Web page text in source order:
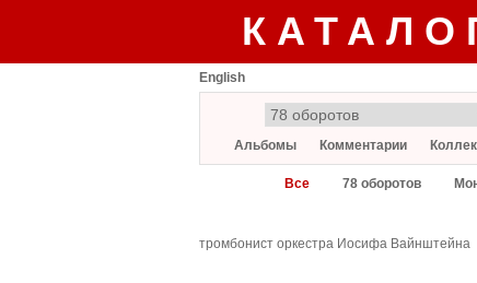
English
Альбомы Комментарии
Все 78 оборотов
тромбонист оркестра Иосифа Вайнштейна